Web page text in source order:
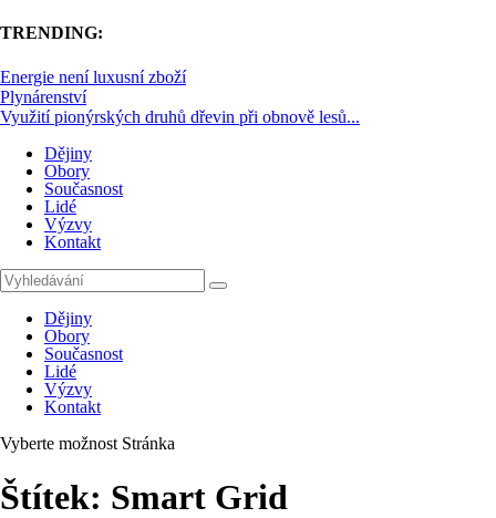
TRENDING:
Energie není luxusní zboží
Plynárenství
Využití pionýrských druhů dřevin při obnově lesů...
Dějiny
Obory
Současnost
Lidé
Výzvy
Kontakt
Dějiny
Obory
Současnost
Lidé
Výzvy
Kontakt
Vyberte možnost Stránka
Štítek: Smart Grid